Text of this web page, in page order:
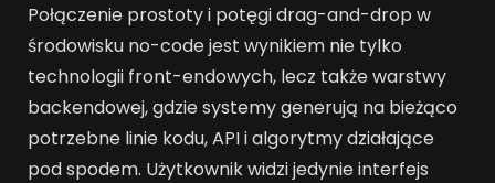
Połączenie prostoty i potęgi drag-and-drop w
środowisku no-code jest wynikiem nie tylko
technologii front-endowych, lecz także warstwy
backendowej, gdzie systemy generują na bieżąco
potrzebne linie kodu, API i algorytmy działające
pod spodem. Użytkownik widzi jedynie interfejs